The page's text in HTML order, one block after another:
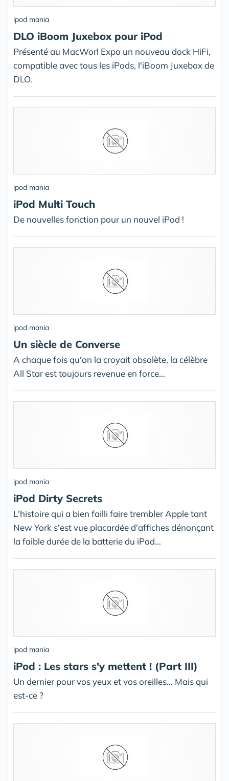
ipod mania
DLO iBoom Juxebox pour iPod
Présenté au MacWorl Expo un nouveau dock HiFi,
compatible avec tous les iPods, l'iBoom Juxebox de
DLO.
ipod mania
iPod Multi Touch
De nouvelles fonction pour un nouvel iPod !
ipod mania
Un siècle de Converse
A chaque fois qu'on la croyait obsolète, la célèbre
All Star est toujours revenue en force...
ipod mania
iPod Dirty Secrets
L'histoire qui a bien failli faire trembler Apple tant
New York s'est vue placardée d'affiches dénonçant
la faible durée de la batterie du iPod...
ipod mania
iPod : Les stars s'y mettent ! (Part III)
Un dernier pour vos yeux et vos oreilles... Mais qui
est-ce ?